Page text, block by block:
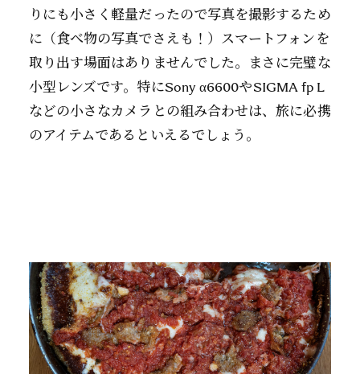
りにも小さく軽量だったので写真を撮影するため
に（食べ物の写真でさえも！）スマートフォンを
取り出す場面はありませんでした。まさに完璧な
小型レンズです。特にSony α6600やSIGMA fp L
などの小さなカメラとの組み合わせは、旅に必携
のアイテムであるといえるでしょう。